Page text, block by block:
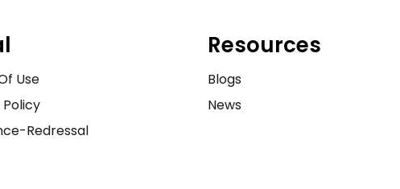
Use
Redressal
Resources
Blogs
News